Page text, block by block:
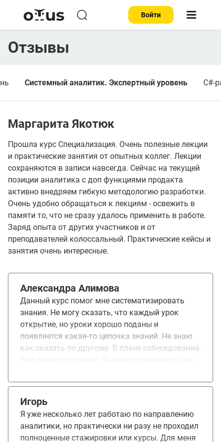
Войти
Отзывы
Системный аналитик. Экспертный уровень C#-
Маргарита Якотюк
Прошла курс Специализация. Очень полезные лекции
и практические занятия от опытных коллег. Лекции
сохраняются в записи навсегда. Сейчас на текущей
позиции аналитика с доп функциями продакта
активно внедряем гибкую методологию разработки.
Очень удобно обращаться к лекциям - освежить в
памяти то, что не сразу удалось применить в работе.
Заряд опыта от других участников и от
преподавателей колоссальный. Практические кейсы и
занятия очень интересные.
Александра Алимова
Данный курс помог мне систематизировать
знания. Не могу сказать, что каждый урок
открытие, но уроки хорошо поданы и
появляется какая-то цепочка знаний. Не знаю
как сказать по другому. В плане собеседований,
плане улучшений, то сложно сказать. Курс
будет уже перебор. Сейчас модно ИИ везде
впихивать, я бы не стала им портить курс. На
примере много коллег, кто с ИИ только
Игорь
Я уже несколько лет работаю по направлению
аналитики, но практически ни разу не проходил
полноценные стажировки или курсы. Для меня